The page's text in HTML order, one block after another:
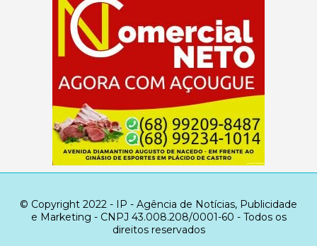
© Copyright 2022 - IP - Agência de Notícias, Publicidade
e Marketing - CNPJ 43.008.208/0001-60 - Todos os
direitos reservados